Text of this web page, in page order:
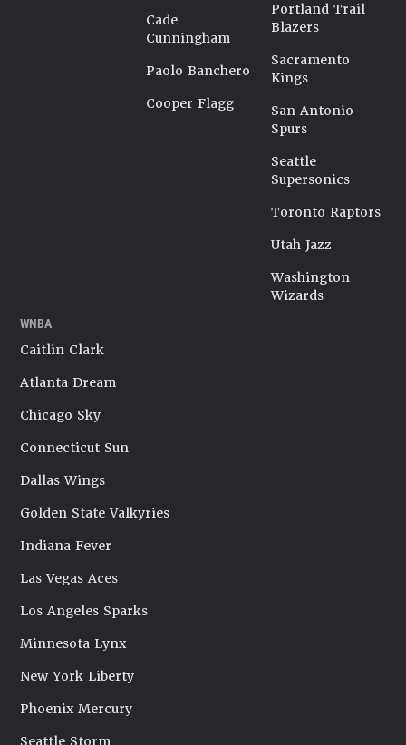
Cade
Cunningham
Paolo Banchero
Cooper Flagg
Portland Trail
Blazers
Sacramento
Kings
San Antonio
Spurs
Seattle
Supersonics
Toronto Raptors
Utah Jazz
Washington
Wizards
WNBA
Caitlin Clark
Atlanta Dream
Chicago Sky
Connecticut Sun
Dallas Wings
Golden State Valkyries
Indiana Fever
Las Vegas Aces
Los Angeles Sparks
Minnesota Lynx
New York Liberty
Phoenix Mercury
Seattle Storm